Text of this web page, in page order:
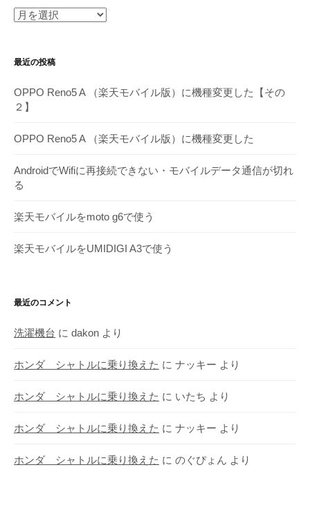
月
ー
イ
ブ
最近の投稿
OPPO Reno5 A （楽天モバイル版）に機種変更した【その
２】
OPPO Reno5 A （楽天モバイル版）に機種変更した
AndroidでWifiに再接続できない・モバイルデータ通信が切れ
る
楽天モバイルをmoto g6で使う
楽天モバイルをUMIDIGI A3で使う
最近のコメント
洗濯機台 に dakon より
ホンダ シャトルに乗り換えた に ナッキー より
ホンダ シャトルに乗り換えた に いたち より
ホンダ シャトルに乗り換えた に ナッキー より
ホンダ シャトルに乗り換えた に のぐぴょん より